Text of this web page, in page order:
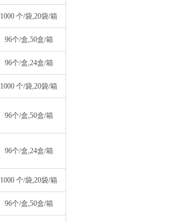
1000 个/袋,20袋/箱
96个/盒,50盒/箱
96个/盒,24盒/箱
1000 个/袋,20袋/箱
96个/盒,50盒/箱
96个/盒,24盒/箱
1000 个/袋,20袋/箱
96个/盒,50盒/箱